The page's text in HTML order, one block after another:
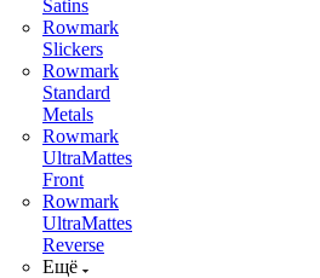
Satins
Rowmark
Slickers
Rowmark
Standard
Metals
Rowmark
UltraMattes
Front
Rowmark
UltraMattes
Reverse
Ещё